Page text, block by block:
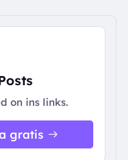
on ins links.
gratis